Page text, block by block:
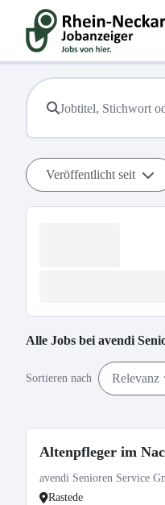
Veröffentlicht seit
Alle Jobs bei avendi
Sortieren nach Relevanz
Altenpfleger im
avendi Senioren Service
Rastede